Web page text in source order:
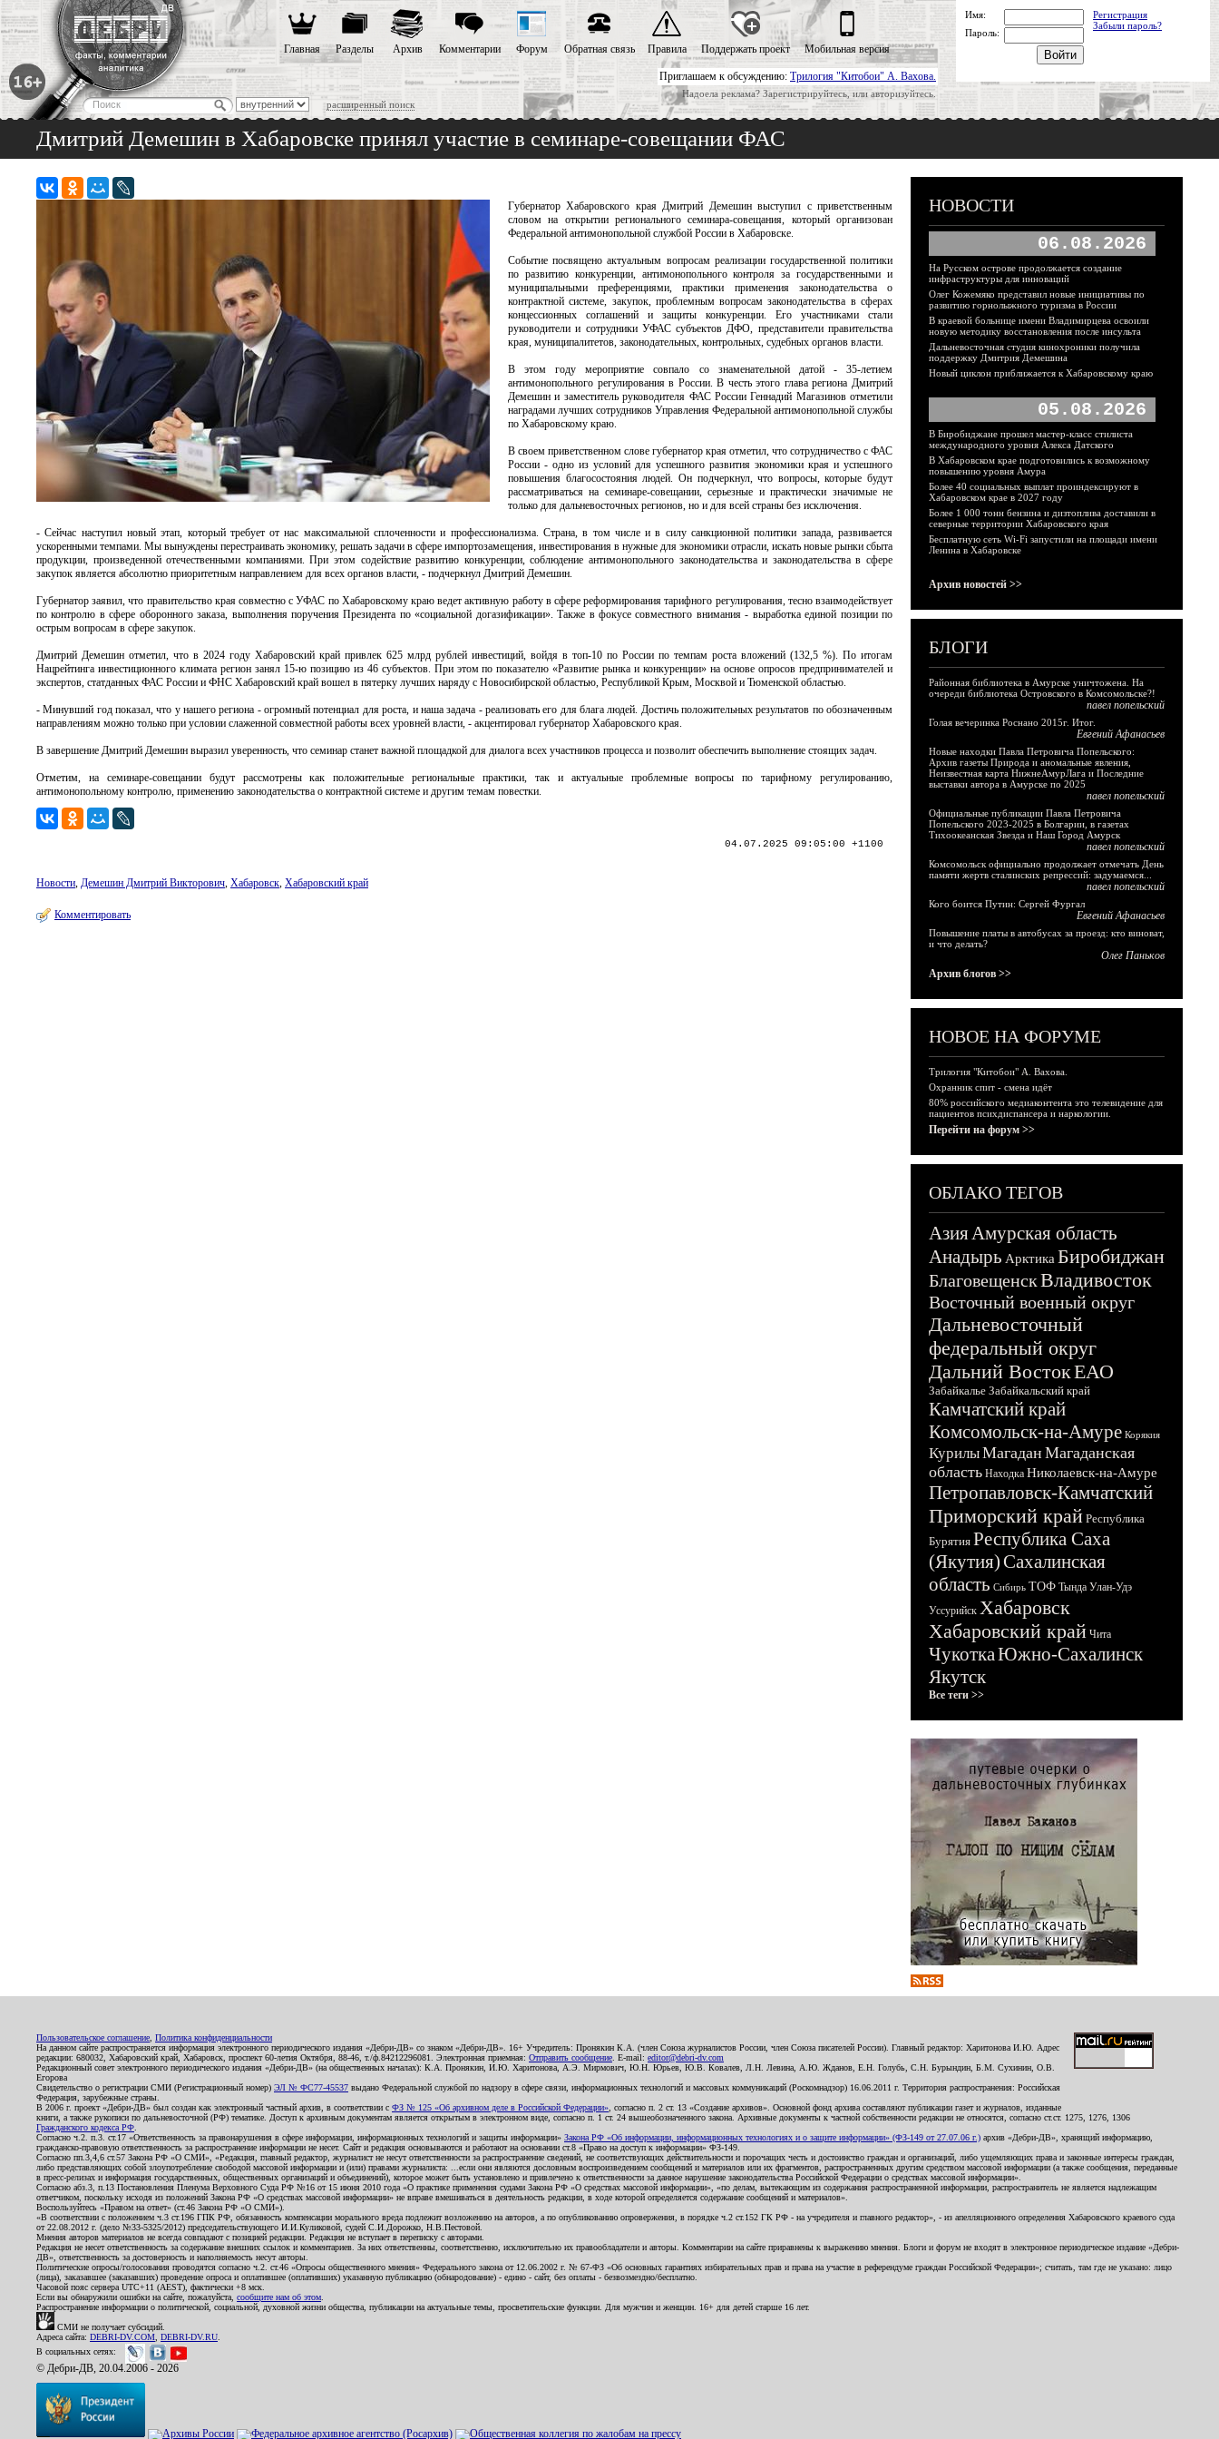
Приглашаем к обсуждению: Трилогия "Китобои" А. Вахова.
Надоела реклама? Зарегистрируйтесь, или авторизуйтесь.
расширенный поиск
Главная Разделы Архив Комментарии Форум Обратная связь Правила Поддержать проект Мобильная версия
Имя:
Регистрация
Забыли пароль?
Пароль:
Дмитрий Демешин в Хабаровске принял участие в семинаре-совещании ФАС
Губернатор Хабаровского края Дмитрий Демешин выступил с приветственным
словом на открытии регионального семинара-совещания, который организован
Федеральной антимонопольной службой России в Хабаровске.
Событие посвящено актуальным вопросам реализации государственной политики
по развитию конкуренции, антимонопольного контроля за государственными и
муниципальными преференциями, практики применения законодательства о
контрактной системе, закупок, проблемным вопросам законодательства в сферах
концессионных соглашений и защиты конкуренции. Его участниками стали
руководители и сотрудники УФАС субъектов ДФО, представители правительства
края, муниципалитетов, законодательных, контрольных, судебных органов власти.
В этом году мероприятие совпало со знаменательной датой - 35-летием
антимонопольного регулирования в России. В честь этого глава региона Дмитрий
Демешин и заместитель руководителя ФАС России Геннадий Магазинов отметили
наградами лучших сотрудников Управления Федеральной антимонопольной службы
по Хабаровскому краю.
В своем приветственном слове губернатор края отметил, что сотрудничество с ФАС
России - одно из условий для успешного развития экономики края и успешного
повышения благосостояния людей. Он подчеркнул, что вопросы, которые будут
рассматриваться на семинаре-совещании, серьезные и практически значимые не
только для дальневосточных регионов, но и для всей страны без исключения.
- Сейчас наступил новый этап, который требует от нас максимальной сплоченности и профессионализма. Страна, в том числе и в силу санкционной политики запада, развивается
ускоренными темпами. Мы вынуждены перестраивать экономику, решать задачи в сфере импортозамещения, инвестирования в нужные для экономики отрасли, искать новые рынки сбыта
продукции, произведенной отечественными компаниями. При этом содействие развитию конкуренции, соблюдение антимонопольного законодательства и законодательства в сфере
закупок является абсолютно приоритетным направлением для всех органов власти, - подчеркнул Дмитрий Демешин.
Губернатор заявил, что правительство края совместно с УФАС по Хабаровскому краю ведет активную работу в сфере реформирования тарифного регулирования, тесно взаимодействует
по контролю в сфере оборонного заказа, выполнения поручения Президента по «социальной догазификации». Также в фокусе совместного внимания - выработка единой позиции по
острым вопросам в сфере закупок.
Дмитрий Демешин отметил, что в 2024 году Хабаровский край привлек 625 млрд рублей инвестиций, войдя в топ-10 по России по темпам роста вложений (132,5 %). По итогам
Нацрейтинга инвестиционного климата регион занял 15-ю позицию из 46 субъектов. При этом по показателю «Развитие рынка и конкуренции» на основе опросов предпринимателей и
экспертов, статданных ФАС России и ФНС Хабаровский край вошел в пятерку лучших наряду с Новосибирской областью, Республикой Крым, Москвой и Тюменской областью.
- Минувший год показал, что у нашего региона - огромный потенциал для роста, и наша задача - реализовать его для блага людей. Достичь положительных результатов по обозначенным
направлениям можно только при условии слаженной совместной работы всех уровней власти, - акцентировал губернатор Хабаровского края.
В завершение Дмитрий Демешин выразил уверенность, что семинар станет важной площадкой для диалога всех участников процесса и позволит обеспечить выполнение стоящих задач.
Отметим, на семинаре-совещании будут рассмотрены как положительные региональные практики, так и актуальные проблемные вопросы по тарифному регулированию,
антимонопольному контролю, применению законодательства о контрактной системе и другим темам повестки.
04.07.2025 09:05:00 +1100
Новости, Демешин Дмитрий Викторович, Хабаровск, Хабаровский край
Комментировать
НОВОСТИ
06.08.2026
На Русском острове продолжается создание
инфраструктуры для инноваций
Олег Кожемяко представил новые инициативы по
развитию горнолыжного туризма в России
В краевой больнице имени Владимирцева освоили
новую методику восстановления после инсульта
Дальневосточная студия кинохроники получила
поддержку Дмитрия Демешина
Новый циклон приближается к Хабаровскому краю
05.08.2026
В Биробиджане прошел мастер-класс стилиста
международного уровня Алекса Датского
В Хабаровском крае подготовились к возможному
повышению уровня Амура
Более 40 социальных выплат проиндексируют в
Хабаровском крае в 2027 году
Более 1 000 тонн бензина и дизтоплива доставили в
северные территории Хабаровского края
Бесплатную сеть Wi-Fi запустили на площади имени
Ленина в Хабаровске
Архив новостей >>
БЛОГИ
Районная библиотека в Амурске уничтожена. На
очереди библиотека Островского в Комсомольске?!
павел попельский
Голая вечеринка Роснано 2015г. Итог.
Евгений Афанасьев
Новые находки Павла Петровича Попельского:
Архив газеты Природа и аномальные явления,
Неизвестная карта НижнеАмурЛага и Последние
выставки автора в Амурске по 2025
павел попельский
Официальные публикации Павла Петровича
Попельского 2023-2025 в Болгарии, в газетах
Тихоокеанская Звезда и Наш Город Амурск
павел попельский
Комсомольск официально продолжает отмечать День
памяти жертв сталинских репрессий: задумаемся...
павел попельский
Кого боится Путин: Сергей Фургал
Евгений Афанасьев
Повышение платы в автобусах за проезд: кто виноват,
и что делать?
Олег Паньков
Архив блогов >>
НОВОЕ НА ФОРУМЕ
Трилогия "Китобои" А. Вахова.
Охранник спит - смена идёт
80% российского медиаконтента это телевидение для
пациентов психдиспансера и наркологии.
Перейти на форум >>
ОБЛАКО ТЕГОВ
АзияАмурская область
Анадырь Арктика Биробиджан
БлаговещенскВладивосток
Восточный военный округ
Дальневосточный
федеральный округ
Дальний ВостокЕАО
Забайкалье Забайкальский край
Камчатский край
Комсомольск-на-Амуре Корякия
КурилыМагадан Магаданская
область Находка Николаевск-на-Амуре
Петропавловск-Камчатский
Приморский край Республика
Бурятия Республика Саха
(Якутия)Сахалинская
область Сибирь ТОФ Тында Улан-Удэ
Уссурийск Хабаровск
Хабаровский край Чита
ЧукоткаЮжно-Сахалинск
Якутск
Все теги >>
Пользовательское соглашение Политика конфиденциальности
На данном сайте распространяется информация электронного периодического издания «Дебри-ДВ» со знаком «Дебри-ДВ». 16+ Учредитель: Пронякин К.А. (член Союза журналистов России, член Союза писателей России). Главный редактор: Харитонова И.Ю. Адрес
редакции: 680032, Хабаровский край, Хабаровск, проспект 60-летия Октября, 88-46, т./ф.84212296081. Электронная приемная: Отправить сообщение . E-mail: editor@debri-dv.com
Редакционный совет электронного периодического издания «Дебри-ДВ» (на общественных началах): К.А. Пронякин, И.Ю. Харитонова, А.Э. Мирмович, Ю.Н. Юрьев, Ю.В. Ковалев, Л.Н. Левина, А.Ю. Жданов, Е.Н. Голубь, С.Н. Бурындин, Б.М. Сухинин, О.В.
Егорова
Свидетельство о регистрации СМИ (Регистрационный номер) ЭЛ № ФС77-45537 выдано Федеральной службой по надзору в сфере связи, информационных технологий и массовых коммуникаций (Роскомнадзор) 16.06.2011 г. Территория распространения: Российская
Федерация, зарубежные страны.
В 2006 г. проект «Дебри-ДВ» был создан как электронный частный архив, в соответствии с ФЗ № 125 «Об архивном деле в Российской Федерации» , согласно п. 2 ст. 13 «Создание архивов». Основной фонд архива составляют публикации газет и журналов, изданные
книги, а также рукописи по дальневосточной (РФ) тематике. Доступ к архивным документам является открытым в электронном виде, согласно п. 1 ст. 24 вышеобозначенного закона. Архивные документы к частной собственности редакции не относятся, согласно ст.ст. 1275, 1276, 1306
Гражданского кодекса РФ
Согласно ч.2. п.3. ст.17 «Ответственность за правонарушения в сфере информации, информационных технологий и защиты информации» Закона РФ «Об информации, информационных технологиях и о защите информации» (ФЗ-149 от 27.07.06 г.) архив «Дебри-ДВ», хранящий информацию,
гражданско-правовую ответственность за распространение информации не несет. Сайт и редакция основываются и работают на основании ст.8 «Право на доступ к информации» ФЗ-149.
Согласно пп.3,4,6 ст.57 Закона РФ «О СМИ», «Редакция, главный редактор, журналист не несут ответственности за распространение сведений, не соответствующих действительности и порочащих честь и достоинство граждан и организаций, либо ущемляющих права и законные интересы граждан,
либо представляющих собой злоупотребление свободой массовой информации и (или) правами журналиста: ...если они являются дословным воспроизведением сообщений и материалов или их фрагментов, распространенных другим средством массовой информации (а также сообщения, переданные
в пресс-релизах и информация государственных, общественных организаций и объединений), которое может быть установлено и привлечено к ответственности за данное нарушение законодательства Российской Федерации о средствах массовой информации».
Согласно абз.3, п.13 Постановления Пленума Верховного Суда РФ №16 от 15 июня 2010 года «О практике применения судами Закона РФ «О средствах массовой информации», «по делам, вытекающим из содержания распространенной информации, распространитель не является надлежащим
ответчиком, поскольку исходя из положений Закона РФ «О средствах массовой информации» не вправе вмешиваться в деятельность редакции, в ходе которой определяется содержание сообщений и материалов».
Воспользуйтесь «Правом на ответ» (ст.46 Закона РФ «О СМИ»).
«В соответствии с положением ч.3 ст.196 ГПК РФ, обязанность компенсации морального вреда подлежит возложению на авторов, а по опубликованию опровержения, в порядке ч.2 ст.152 ГК РФ - на учредителя и главного редактор», - из апелляционного определения Хабаровского краевого суда
от 22.08.2012 г. (дело №33-5325/2012) председательствующего И.И.Куликовой, судей С.И.Дорожко, Н.В.Пестовой.
Мнения авторов материалов не всегда совпадают с позицией редакции. Редакция не вступает в переписку с авторами.
Редакция не несет ответственность за содержание внешних ссылок и комментариев. За них ответственны, соответственно, исключительно их правообладатели и авторы. Комментарии на сайте приравнены к выражению мнения. Блоги и форум не входят в электронное периодическое издание «Дебри-
ДВ», ответственность за достоверность и наполняемость несут авторы.
Политические опросы/голосования проводятся согласно ч.2. ст.46 «Опросы общественного мнения» Федерального закона от 12.06.2002 г. № 67-ФЗ «Об основных гарантиях избирательных прав и права на участие в референдуме граждан Российской Федерации»; считать, там где не указано: лицо
(лица), заказавшее (заказавших) проведение опроса и оплатившее (оплативших) указанную публикацию (обнародование) - едино - сайт, без оплаты - безвозмездно/бесплатно.
Часовой пояс сервера UTC+11 (AEST), фактически +8 мск.
Если вы обнаружили ошибки на сайте, пожалуйста, сообщите нам об этом
Распространение информации о политической, социальной, духовной жизни общества, публикации на актуальные темы, просветительские функции. Для мужчин и женщин. 16+ для детей старше 16 лет.
СМИ не получает субсидий.
Адреса сайта: DEBRI-DV.COM DEBRI-DV.RU
В социальных сетях:
© Дебри-ДВ, 20.04.2006 - 2026